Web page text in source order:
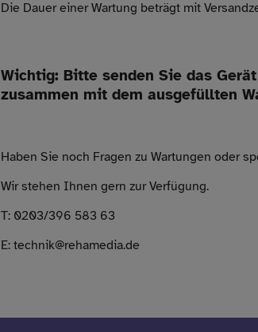
Die Dauer einer Wartung beträgt mit
Wichtig: Bitte senden Sie das
zusammen mit dem ausgefüllten
Haben Sie noch Fragen zu Wartungen oder
Wir stehen Ihnen gern zur Verfügung.
T: 0203/396 583 63
E: technik@rehamedia.de